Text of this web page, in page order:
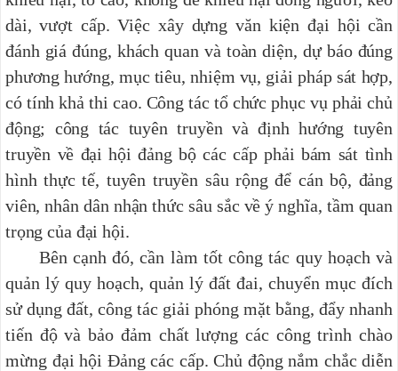
dài, vượt cấp. Việc xây dựng văn kiện đại hội cần
đánh giá đúng, khách quan và toàn diện, dự báo đúng
phương hướng, mục tiêu, nhiệm vụ, giải pháp sát hợp,
có tính khả thi cao. Công tác tổ chức phục vụ phải chủ
động; công tác tuyên truyền và định hướng tuyên
truyền về đại hội đảng bộ các cấp phải bám sát tình
hình thực tế, tuyên truyền sâu rộng để cán bộ, đảng
viên, nhân dân nhận thức sâu sắc về ý nghĩa, tầm quan
trọng của đại hội.
Bên cạnh đó, cần làm tốt công tác quy hoạch và
quản lý quy hoạch, quản lý đất đai, chuyển mục đích
sử dụng đất, công tác giải phóng mặt bằng, đẩy nhanh
tiến độ và bảo đảm chất lượng các công trình chào
mừng đại hội Đảng các cấp. Chủ động nắm chắc diễn